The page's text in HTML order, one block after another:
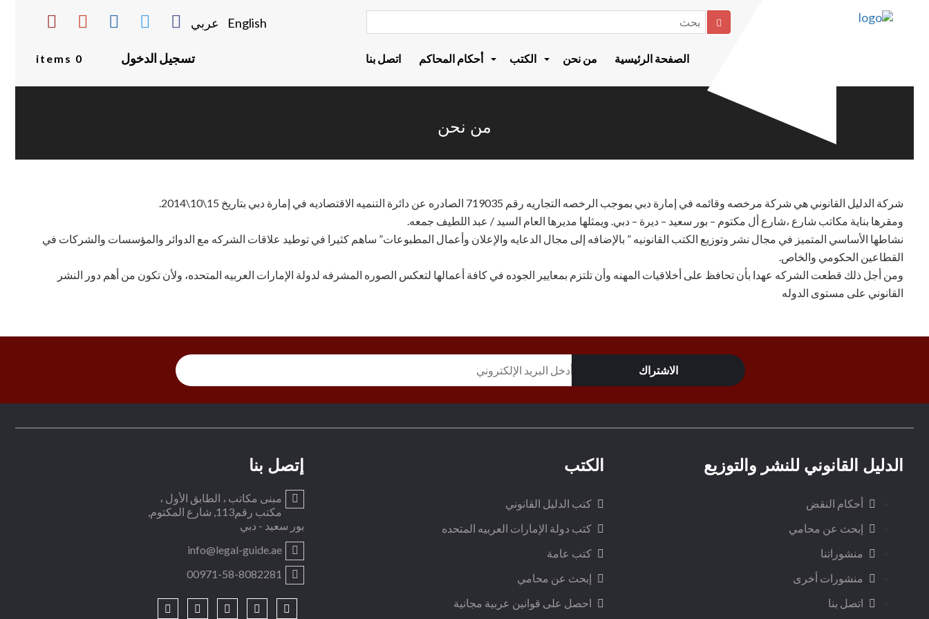
عربي English بحث
تسجيل الدخول 0 items اتصل بنا أحكام المحاكم الكتب من نحن الصفحة الرئيسية
من نحن
شركة الدليل القانوني هي شركة مرخصه وقائمه في إمارة دبي بموجب الرخصه التجاريه رقم 719035 الصادره عن دائرة التنميه الاقتصاديه في إمارة دبي بتاريخ 15\10\2014.
ومقرها بناية مكاتب شارع ،شارع أل مكتوم – بور سعيد – ديرة – دبي. ويمثلها مديرها العام السيد / عبد اللطيف جمعه.
نشاطها الأساسي المتميز في مجال نشر وتوزيع الكتب القانونيه ” بالإضافه إلى مجال الدعايه والإعلان وأعمال المطبوعات” ساهم كثيرا في توطيد علاقات الشركه مع الدوائر والمؤسسات والشركات في
القطاعين الحكومي والخاص.
ومن أجل ذلك قطعت الشركه عهدا بأن تحافظ على أخلاقيات المهنه وأن تلتزم بمعايير الجوده في كافة أعمالها لتعكس الصوره المشرفه لدولة الإمارات العربيه المتحده، ولأن تكون من أهم دور النشر
القانوني على مستوى الدوله
إتصل بنا
مبنى مكاتب ، الطابق الأول ،
مكتب رقم113, شارع المكتوم,
بور سعيد - دبي
info@legal-guide.ae
00971-58-8082281
الكتب
كتب الدليل القانوني
كتب دولة الإمارات العربيه المتحده
كتب عامة
إبحث عن محامي
احصل على قوانين عربية مجانية
الدليل القانوني للنشر والتوزيع
أحكام النقض
إبحث عن محامي
منشوراتنا
منشورات أخرى
اتصل بنا